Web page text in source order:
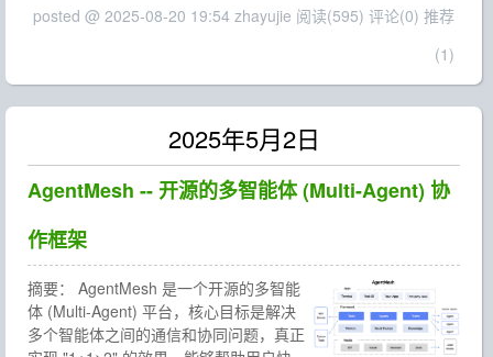
posted @ 2025-08-20 19:54 zhayujie 阅读(595) 评论(0) 推荐
(1)
2025年5月2日
AgentMesh -- 开源的多智能体 (Multi-Agent) 协
作框架
摘要： AgentMesh 是一个开源的多智能
体 (Multi-Agent) 平台，核心目标是解决
多个智能体之间的通信和协同问题，真正